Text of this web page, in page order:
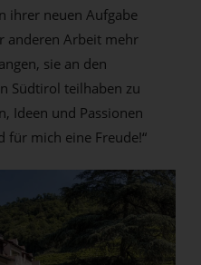
ihrer neuen Aufgabe
anderen Arbeit mehr
sie an den
Südtirol teilhaben zu
Ideen und Passionen
für mich eine Freude!“